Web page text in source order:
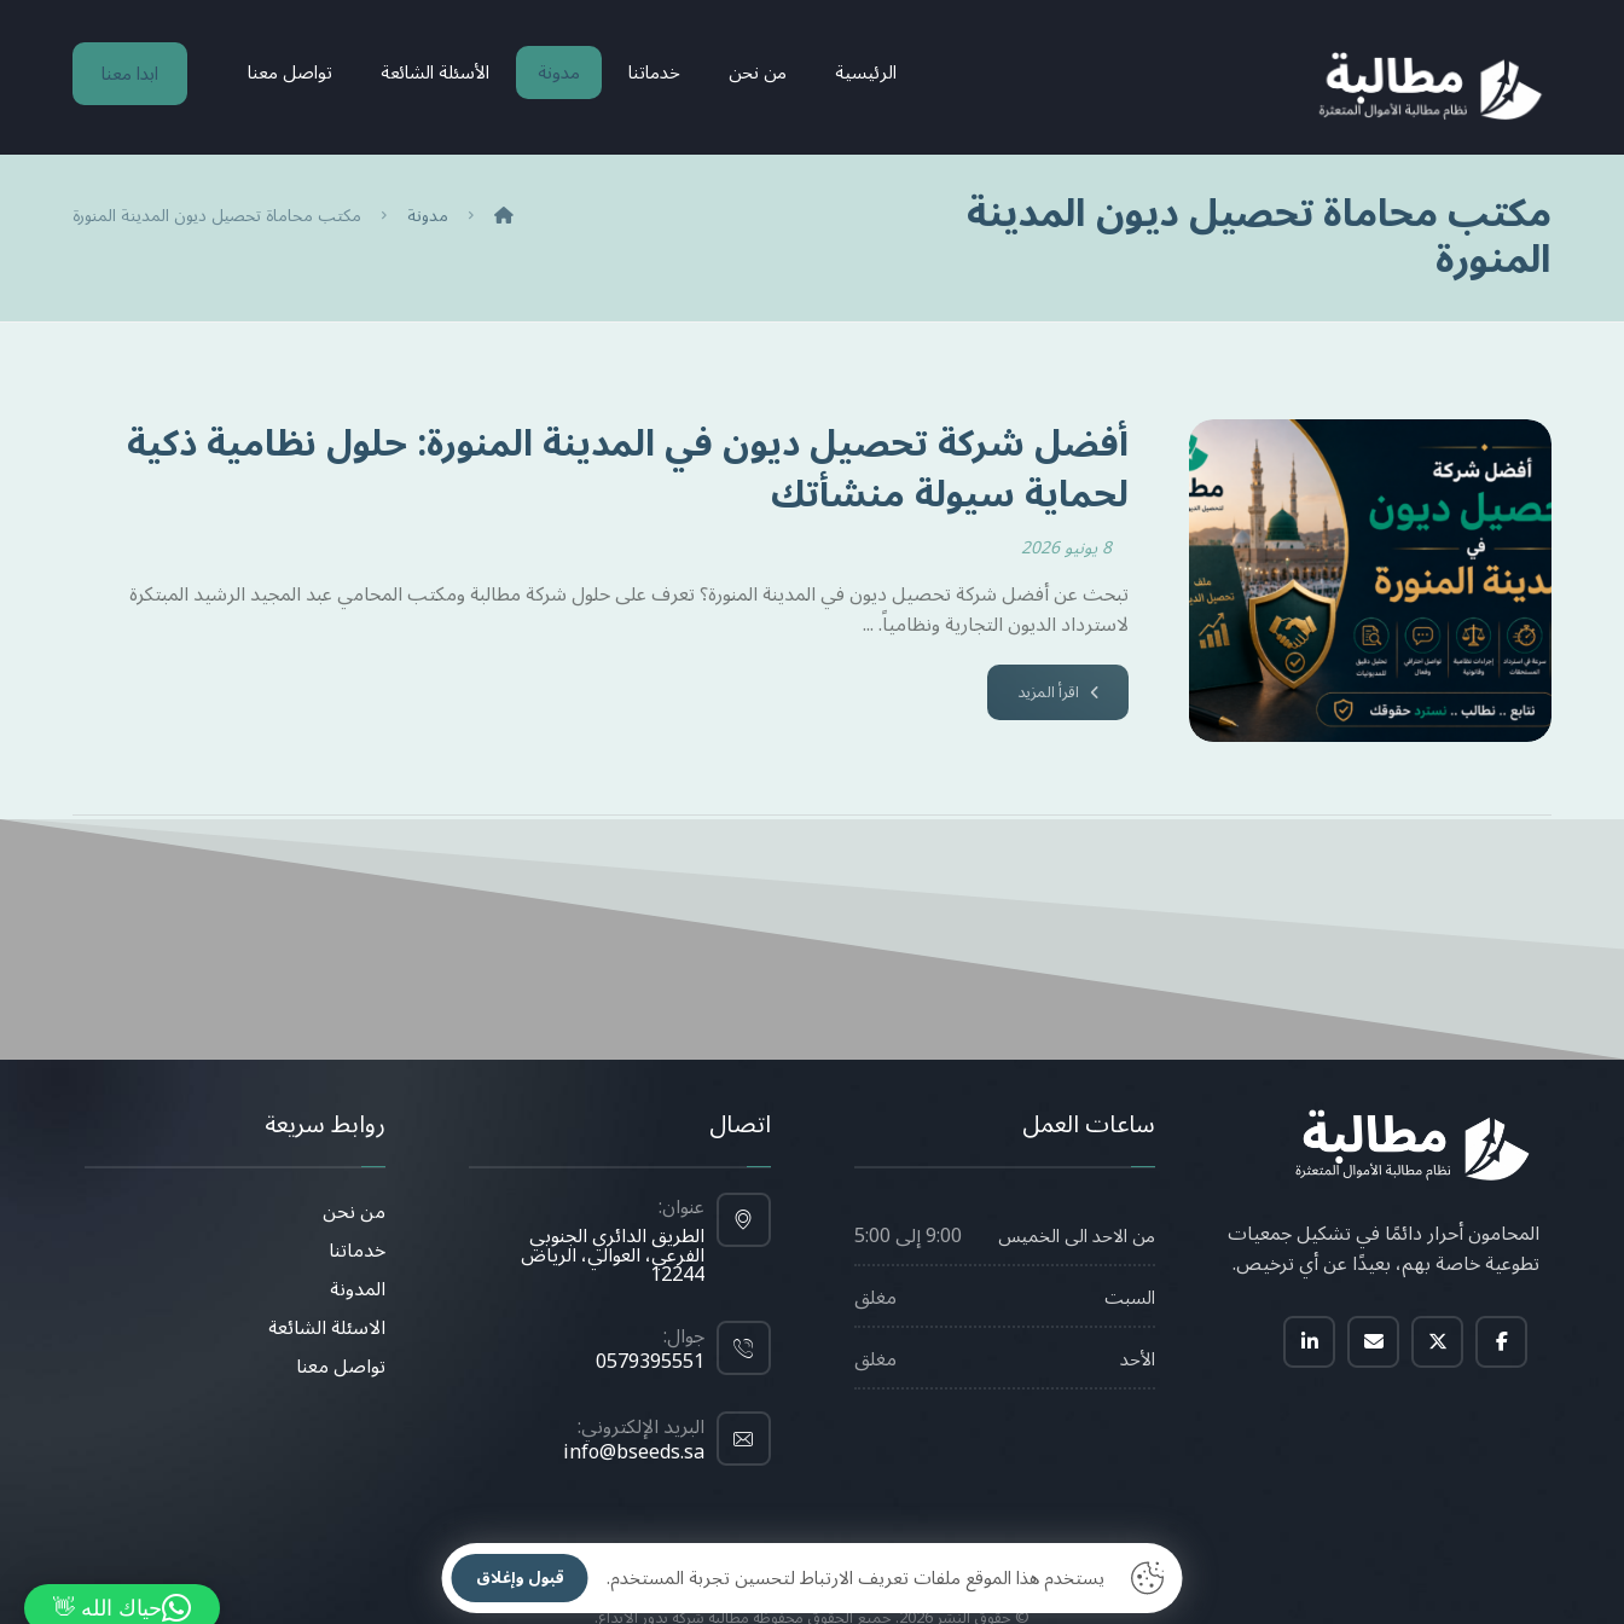
ابدا معنا الرئيسية من نحن خدماتنا مدونة الأسئلة الشائعة تواصل معنا
مكتب محاماة تحصيل ديون المدينة
المنورة
مدونة مكتب محاماة تحصيل ديون المدينة المنورة
أفضل شركة تحصيل ديون في المدينة المنورة: حلول نظامية ذكية
لحماية سيولة منشأتك
8 يونيو 2026
تبحث عن أفضل شركة تحصيل ديون في المدينة المنورة؟ تعرف على حلول شركة مطالبة ومكتب المحامي عبد المجيد الرشيد المبتكرة
لاسترداد الديون التجارية ونظامياً. ...
اقرأ المزيد
المحامون أحرار دائمًا في تشكيل جمعيات
تطوعية خاصة بهم، بعيدًا عن أي ترخيص.
ساعات العمل
من الاحد الى الخميس 9:00 إلى 5:00
السبت مغلق
الأحد مغلق
اتصال
عنوان:
الطريق الدائري الجنوبي
الفرعي، العوالي، الرياض
12244
جوال:
0579395551
البريد الإلكتروني:
info@bseeds.sa
روابط سريعة
من نحن
خدماتنا
المدونة
الاسئلة الشائعة
تواصل معنا
يستخدم هذا الموقع ملفات تعريف الارتباط لتحسين تجربة المستخدم. قبول وإغلاق
حياك الله 👋